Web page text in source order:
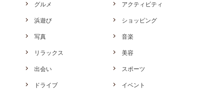
グルメ アクティビティ
浜遊び ショッピング
写真 音楽
リラックス 美容
出会い スポーツ
ドライブ イベント